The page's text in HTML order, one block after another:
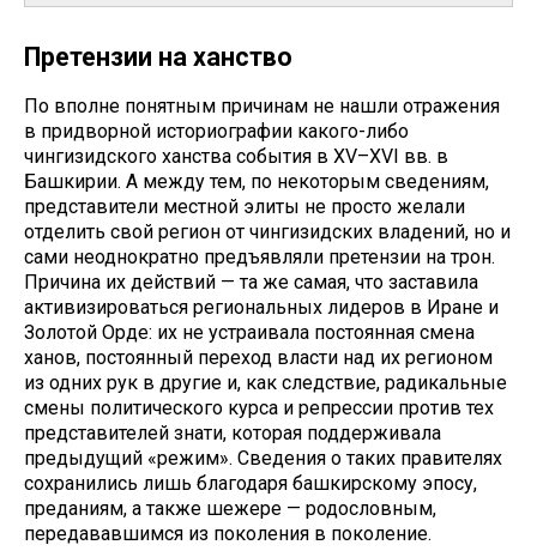
Претензии на ханство
По вполне понятным причинам не нашли отражения
в придворной историографии какого-либо
чингизидского ханства события в XV–XVI вв. в
Башкирии. А между тем, по некоторым сведениям,
представители местной элиты не просто желали
отделить свой регион от чингизидских владений, но и
сами неоднократно предъявляли претензии на трон.
Причина их действий — та же самая, что заставила
активизироваться региональных лидеров в Иране и
Золотой Орде: их не устраивала постоянная смена
ханов, постоянный переход власти над их регионом
из одних рук в другие и, как следствие, радикальные
смены политического курса и репрессии против тех
представителей знати, которая поддерживала
предыдущий «режим». Сведения о таких правителях
сохранились лишь благодаря башкирскому эпосу,
преданиям, а также шежере — родословным,
передававшимся из поколения в поколение.